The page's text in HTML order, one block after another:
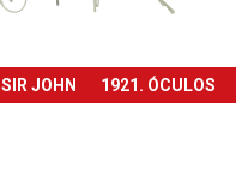
SIR JOHN 1921. ÓCULOS